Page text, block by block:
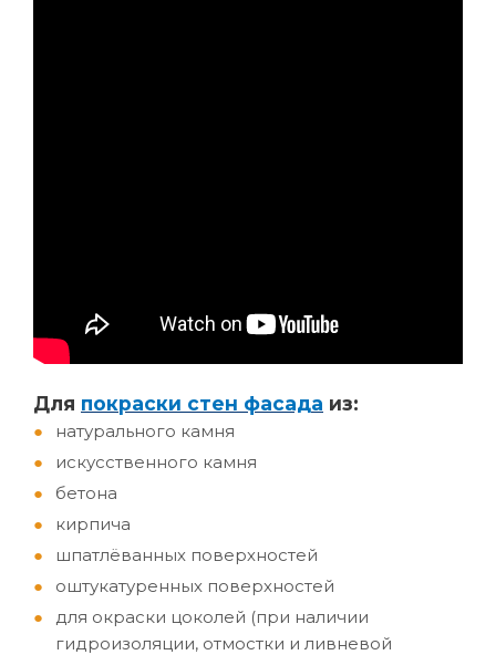
Для покраски стен фасада из:
натурального камня
искусственного камня
бетона
кирпича
шпатлёванных поверхностей
оштукатуренных поверхностей
для окраски цоколей (при наличии
гидроизоляции, отмостки и ливневой